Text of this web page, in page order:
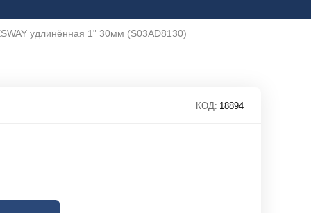
удлинённая 1" 30мм (S03AD8130)
КОД: 18894